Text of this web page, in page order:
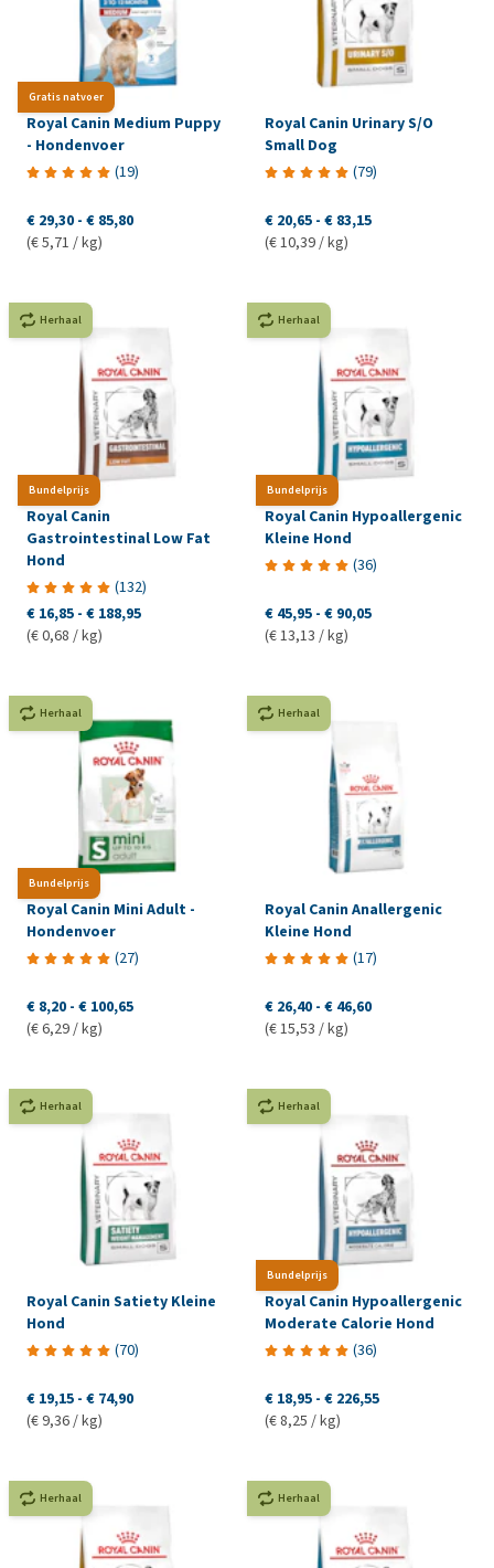
Gratis natvoer
Royal Canin Medium Puppy
- Hondenvoer
(19)
€ 29,30 - € 85,80
(€ 5,71 / kg)
Royal Canin Urinary S/O
Small Dog
(79)
€ 20,65 - € 83,15
(€ 10,39 / kg)
Bundelprijs
Herhaal
Royal Canin
Gastrointestinal Low Fat
Hond
(132)
€ 16,85 - € 188,95
(€ 0,68 / kg)
Bundelprijs
Herhaal
Royal Canin Hypoallergenic
Kleine Hond
(36)
€ 45,95 - € 90,05
(€ 13,13 / kg)
Bundelprijs
Herhaal
Royal Canin Mini Adult -
Hondenvoer
(27)
€ 8,20 - € 100,65
(€ 6,29 / kg)
Herhaal
Royal Canin Anallergenic
Kleine Hond
(17)
€ 26,40 - € 46,60
(€ 15,53 / kg)
Herhaal
Royal Canin Satiety Kleine
Hond
(70)
€ 19,15 - € 74,90
(€ 9,36 / kg)
Bundelprijs
Herhaal
Royal Canin Hypoallergenic
Moderate Calorie Hond
(36)
€ 18,95 - € 226,55
(€ 8,25 / kg)
Herhaal Herhaal